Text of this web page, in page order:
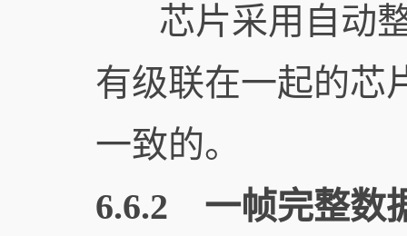
芯片采用自动整
有级联在一起的芯
一致的。
6.6.2 一帧完整数